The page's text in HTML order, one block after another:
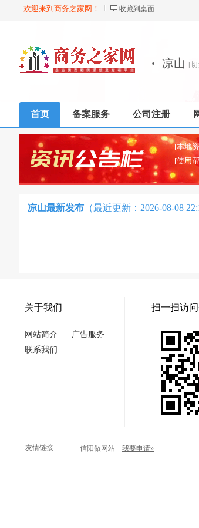
欢迎来到商务之家网！ 收藏到桌面
· 凉山 [
首页 备案服务 公司注册
[使用
凉山最新发布 （最近更新：2026-08-08
关于我们
网站简介
广告服务
联系我们
扫一扫访
友情链接 信阳做网站 我要申请»